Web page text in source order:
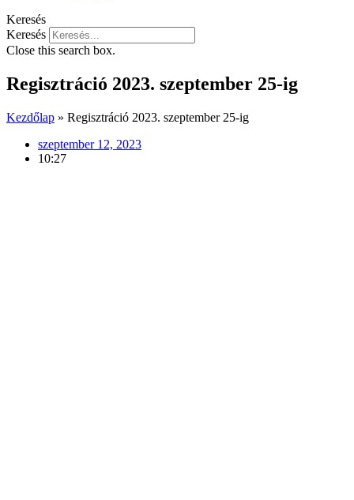
Keresés
Keresés
Close this search box.
Regisztráció 2023. szeptember 25-ig
Kezdőlap » Regisztráció 2023. szeptember 25-ig
szeptember 12, 2023
10:27